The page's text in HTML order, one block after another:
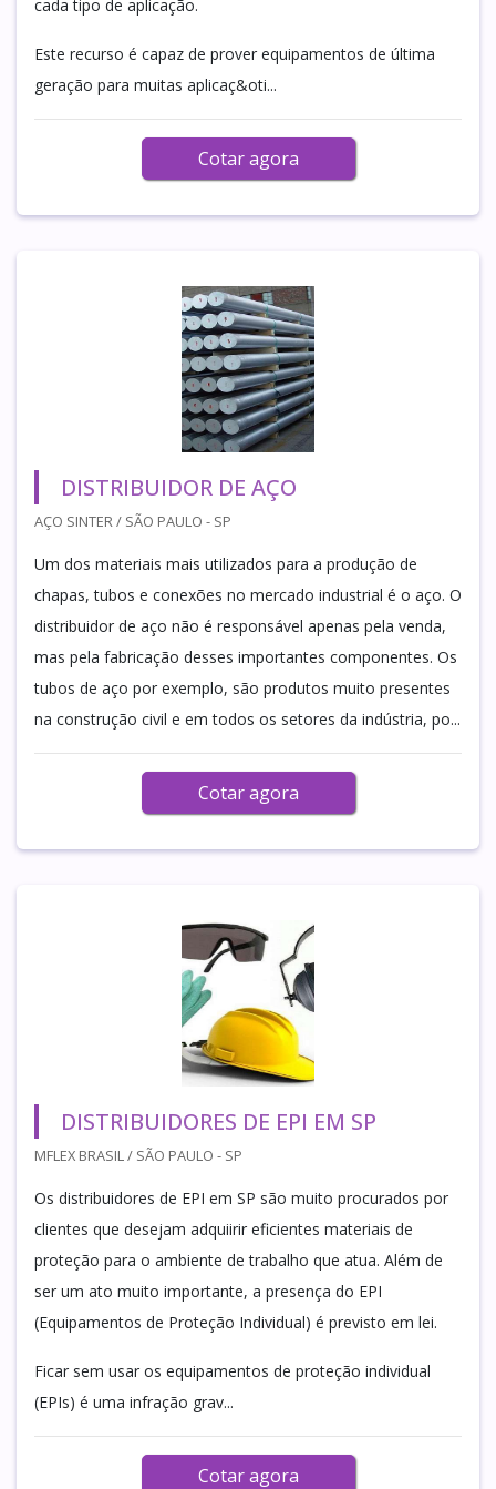
cada tipo de aplicação.
Este recurso é capaz de prover equipamentos de última
geração para muitas aplicaç&oti...
Cotar agora
DISTRIBUIDOR DE AÇO
AÇO SINTER / SÃO PAULO - SP
Um dos materiais mais utilizados para a produção de
chapas, tubos e conexões no mercado industrial é o aço. O
distribuidor de aço não é responsável apenas pela venda,
mas pela fabricação desses importantes componentes. Os
tubos de aço por exemplo, são produtos muito presentes
na construção civil e em todos os setores da indústria, po...
Cotar agora
DISTRIBUIDORES DE EPI EM SP
MFLEX BRASIL / SÃO PAULO - SP
Os distribuidores de EPI em SP são muito procurados por
clientes que desejam adquiirir eficientes materiais de
proteção para o ambiente de trabalho que atua. Além de
ser um ato muito importante, a presença do EPI
(Equipamentos de Proteção Individual) é previsto em lei.
Ficar sem usar os equipamentos de proteção individual
(EPIs) é uma infração grav...
Cotar agora